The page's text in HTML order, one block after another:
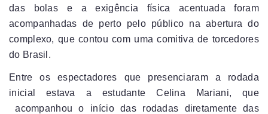
das bolas e a exigência física acentuada foram
acompanhadas de perto pelo público na abertura do
complexo, que contou com uma comitiva de torcedores
do Brasil.
Entre os espectadores que presenciaram a rodada
inicial estava a estudante Celina Mariani, que
acompanhou o início das rodadas diretamente das